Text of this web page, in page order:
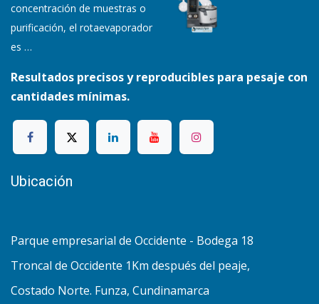
concentración de muestras o
purificación, el rotaevaporador
es …
Resultados precisos y reproducibles para pesaje con
cantidades mínimas.
Ubicación
Parque empresarial de Occidente - Bodega 18
Troncal de Occidente 1Km después del peaje,
Costado Norte. Funza, Cundinamarca